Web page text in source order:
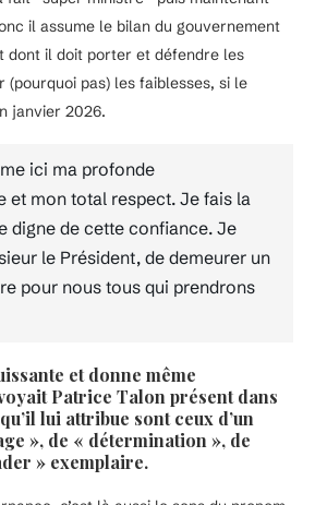
il assume le bilan du gouvernement
dont il doit porter et défendre les
pas) les faiblesses, si le
janvier 2026.
ici ma profonde
et mon total respect. Je fais la
digne de cette confiance. Je
le Président, de demeurer un
pour nous tous qui prendrons
et donne même
Patrice Talon présent dans
lui attribue sont ceux d’un
», de « détermination », de
» exemplaire.